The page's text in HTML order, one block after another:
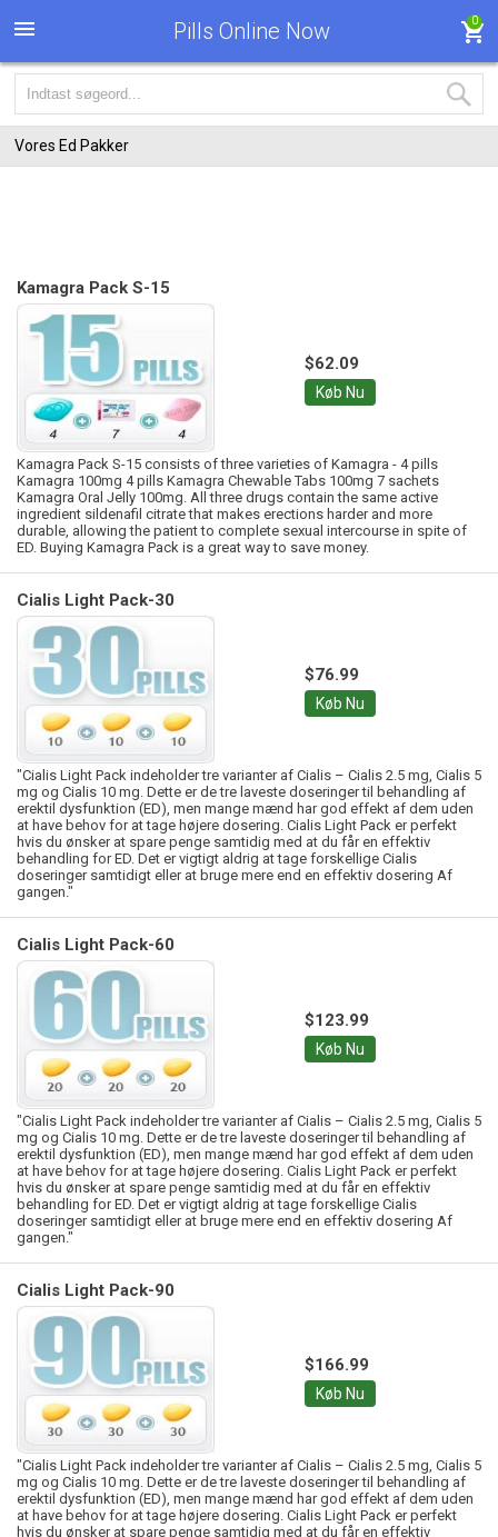
Pills Online Now 0
Vores Ed Pakker
Kamagra Pack S-15
$62.09
Køb Nu
Kamagra Pack S-15 consists of three varieties of Kamagra - 4 pills
Kamagra 100mg 4 pills Kamagra Chewable Tabs 100mg 7 sachets
Kamagra Oral Jelly 100mg. All three drugs contain the same active
ingredient sildenafil citrate that makes erections harder and more
durable, allowing the patient to complete sexual intercourse in spite of
ED. Buying Kamagra Pack is a great way to save money.
Cialis Light Pack-30
$76.99
Køb Nu
"Cialis Light Pack indeholder tre varianter af Cialis – Cialis 2.5 mg, Cialis 5
mg og Cialis 10 mg. Dette er de tre laveste doseringer til behandling af
erektil dysfunktion (ED), men mange mænd har god effekt af dem uden
at have behov for at tage højere dosering. Cialis Light Pack er perfekt
hvis du ønsker at spare penge samtidig med at du får en effektiv
behandling for ED. Det er vigtigt aldrig at tage forskellige Cialis
doseringer samtidigt eller at bruge mere end en effektiv dosering Af
gangen."
Cialis Light Pack-60
$123.99
Køb Nu
"Cialis Light Pack indeholder tre varianter af Cialis – Cialis 2.5 mg, Cialis 5
mg og Cialis 10 mg. Dette er de tre laveste doseringer til behandling af
erektil dysfunktion (ED), men mange mænd har god effekt af dem uden
at have behov for at tage højere dosering. Cialis Light Pack er perfekt
hvis du ønsker at spare penge samtidig med at du får en effektiv
behandling for ED. Det er vigtigt aldrig at tage forskellige Cialis
doseringer samtidigt eller at bruge mere end en effektiv dosering Af
gangen."
Cialis Light Pack-90
$166.99
Køb Nu
"Cialis Light Pack indeholder tre varianter af Cialis – Cialis 2.5 mg, Cialis 5
mg og Cialis 10 mg. Dette er de tre laveste doseringer til behandling af
erektil dysfunktion (ED), men mange mænd har god effekt af dem uden
at have behov for at tage højere dosering. Cialis Light Pack er perfekt
hvis du ønsker at spare penge samtidig med at du får en effektiv